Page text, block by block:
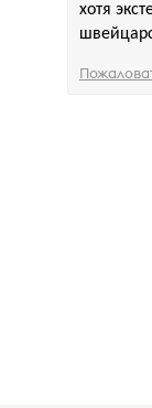
хотя